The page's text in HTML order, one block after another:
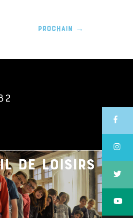
Prochain →
de loisirs